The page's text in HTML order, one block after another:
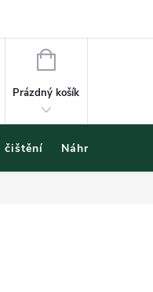
NÁKUPNÍ
Prázdný košík
čištění Náhradní díly